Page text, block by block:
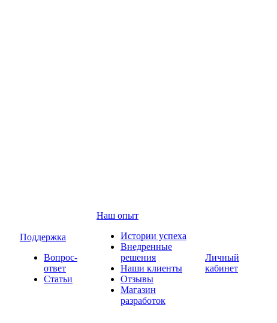
Поддержка
Вопрос-
ответ
Статьи
Наш опыт
Истории успеха
Внедренные
решения
Наши клиенты
Отзывы
Магазин
разработок
Личный
кабинет